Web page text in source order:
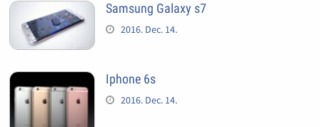
Samsung Galaxy s7
2016. Dec. 14.
Iphone 6s
2016. Dec. 14.